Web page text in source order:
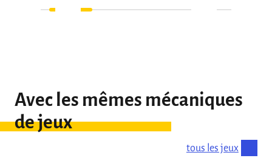
Avec les mêmes mécaniques
de jeux
tous les jeux